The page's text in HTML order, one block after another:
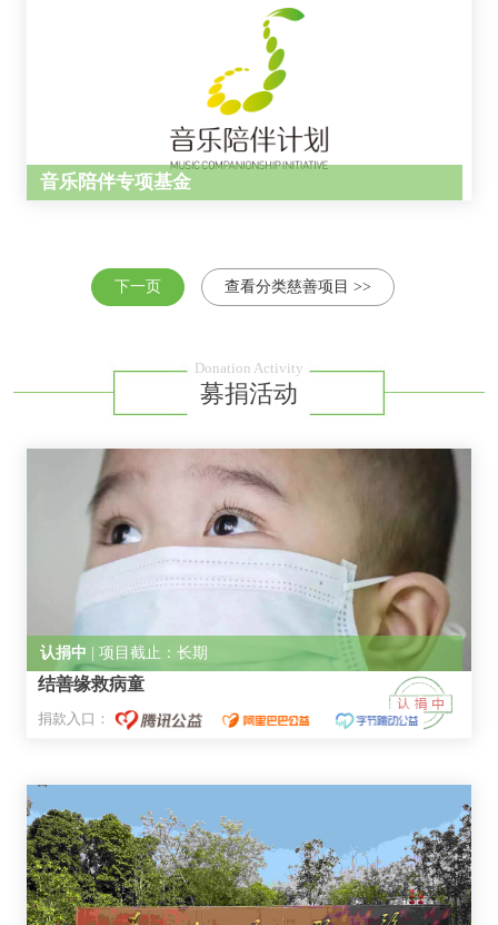
音乐陪伴专项基金
下一页 查看分类慈善项目 >>
Donation Activity
募捐活动
认捐中 | 项目截止：长期
结善缘救病童
捐款入口：